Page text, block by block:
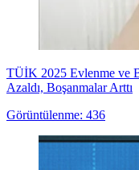
TÜİK 2025 Evlenme ve
Azaldı, Boşanmalar Arttı
Görüntülenme: 436